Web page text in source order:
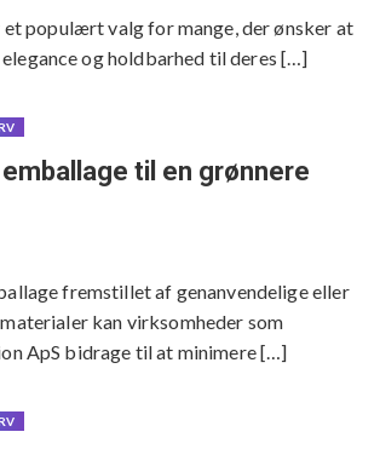
populært valg for mange, der ønsker at
og holdbarhed til deres […]
til en grønnere
fremstillet af genanvendelige eller
kan virksomheder som
ApS bidrage til at minimere […]